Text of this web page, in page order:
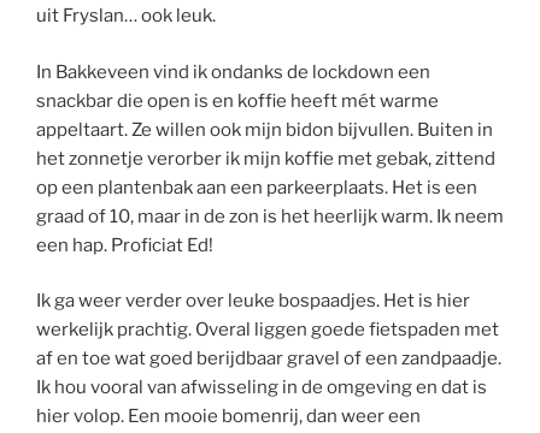
uit Fryslan… ook leuk.
In Bakkeveen vind ik ondanks de lockdown een
snackbar die open is en koffie heeft mét warme
appeltaart. Ze willen ook mijn bidon bijvullen. Buiten in
het zonnetje verorber ik mijn koffie met gebak, zittend
op een plantenbak aan een parkeerplaats. Het is een
graad of 10, maar in de zon is het heerlijk warm. Ik neem
een hap. Proficiat Ed!
Ik ga weer verder over leuke bospaadjes. Het is hier
werkelijk prachtig. Overal liggen goede fietspaden met
af en toe wat goed berijdbaar gravel of een zandpaadje.
Ik hou vooral van afwisseling in de omgeving en dat is
hier volop. Een mooie bomenrij, dan weer een